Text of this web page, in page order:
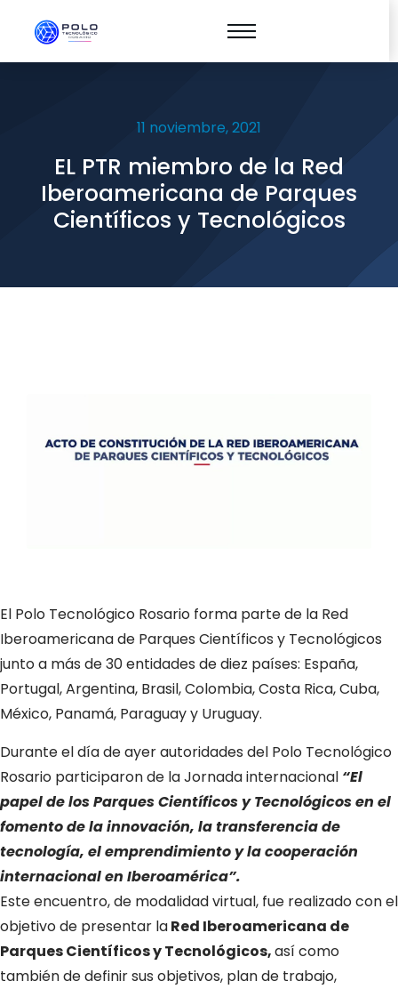
11 noviembre, 2021
EL PTR miembro de la Red
Iberoamericana de Parques
Científicos y Tecnológicos
El Polo Tecnológico Rosario forma parte de la Red
Iberoamericana de Parques Científicos y Tecnológicos
junto a más de 30 entidades de diez países: España,
Portugal, Argentina, Brasil, Colombia, Costa Rica, Cuba,
México, Panamá, Paraguay y Uruguay.
Durante el día de ayer autoridades del Polo Tecnológico
Rosario participaron de la Jornada internacional “El
papel de los Parques Científicos y Tecnológicos en el
fomento de la innovación, la transferencia de
tecnología, el emprendimiento y la cooperación
internacional en Iberoamérica”.
Este encuentro, de modalidad virtual, fue realizado con el
objetivo de presentar laRed Iberoamericana de
Parques Científicos y Tecnológicos,así como
también de definir sus objetivos, plan de trabajo,